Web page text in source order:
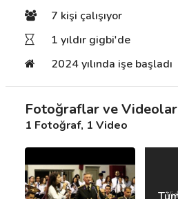
7 kişi çalışıyor
1 yıldır gigbi'de
2024 yılında işe başladı
Fotoğraflar ve Videolar
1 Fotoğraf, 1 Video